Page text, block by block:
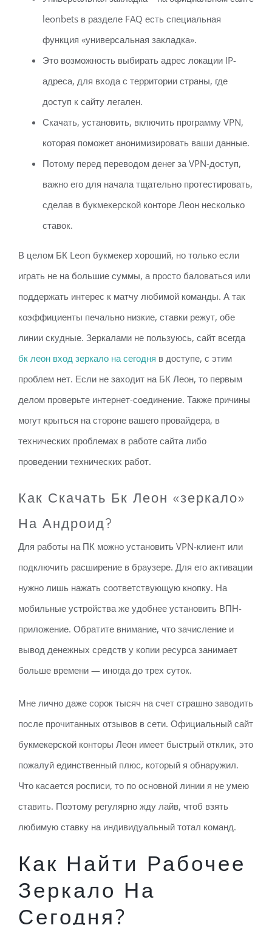
leonbets в разделе FAQ есть специальная
функция «универсальная закладка».
Это возможность выбирать адрес локации IP-
адреса, для входа с территории страны, где
доступ к сайту легален.
Скачать, установить, включить программу VPN,
которая поможет анонимизировать ваши данные.
Потому перед переводом денег за VPN-доступ,
важно его для начала тщательно протестировать,
сделав в букмекерской конторе Леон несколько
ставок.
В целом БК Leon букмекер хороший, но только если
играть не на большие суммы, а просто баловаться или
поддержать интерес к матчу любимой команды. А так
коэффициенты печально низкие, ставки режут, обе
линии скудные. Зеркалами не пользуюсь, сайт всегда
бк леон вход зеркало на сегодня в доступе, с этим
проблем нет. Если не заходит на БК Леон, то первым
делом проверьте интернет-соединение. Также причины
могут крыться на стороне вашего провайдера, в
технических проблемах в работе сайта либо
проведении технических работ.
Как Скачать Бк Леон «зеркало»
На Андроид?
Для работы на ПК можно установить VPN-клиент или
подключить расширение в браузере. Для его активации
нужно лишь нажать соответствующую кнопку. На
мобильные устройства же удобнее установить ВПН-
приложение. Обратите внимание, что зачисление и
вывод денежных средств у копии ресурса занимает
больше времени — иногда до трех суток.
Мне лично даже сорок тысяч на счет страшно заводить
после прочитанных отзывов в сети. Официальный сайт
букмекерской конторы Леон имеет быстрый отклик, это
пожалуй единственный плюс, который я обнаружил.
Что касается росписи, то по основной линии я не умею
ставить. Поэтому регулярно жду лайв, чтоб взять
любимую ставку на индивидуальный тотал команд.
Как Найти Рабочее
Зеркало На
Сегодня?